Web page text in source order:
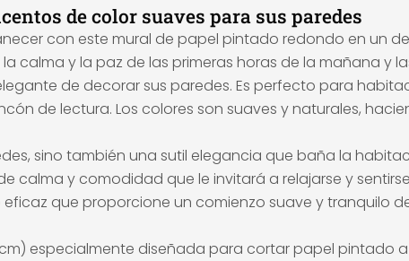
de color suaves para sus paredes
con este mural de papel pintado redondo en un
calma y la paz de las primeras horas de la mañana y
de decorar sus paredes. Es perfecto para
de lectura. Los colores son suaves y naturales,
sino también una sutil elegancia que baña la
calma y comodidad que le invitará a relajarse y
que proporcione un comienzo suave y tranquilo
especialmente diseñada para cortar papel pintado